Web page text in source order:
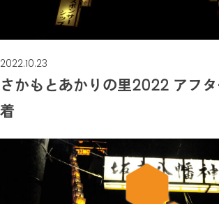
2022.10.23
さかもとあかりの里2022 アフ
着